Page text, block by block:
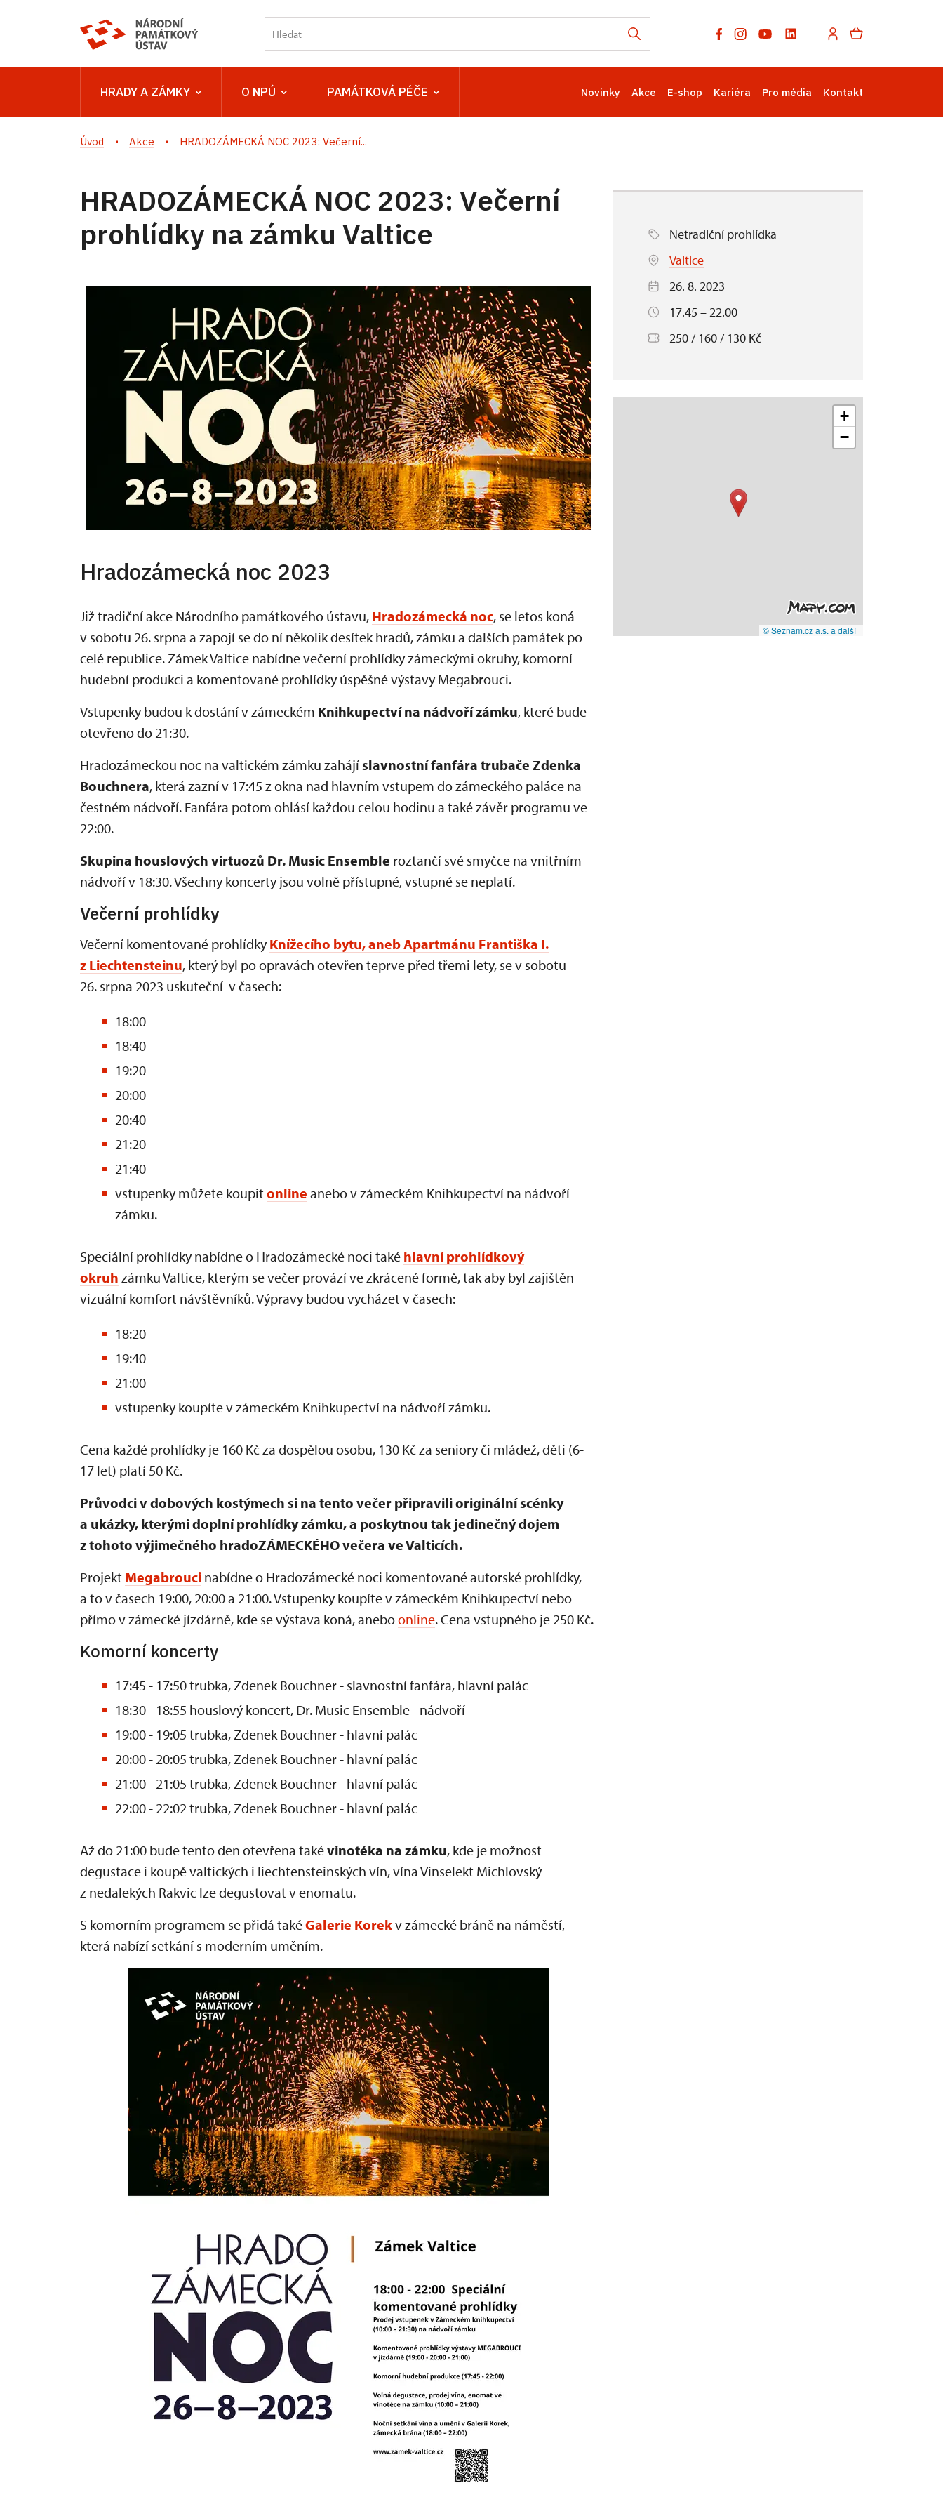
HRADY A ZÁMKY O NPÚ PAMÁTKOVÁ PÉČE Novinky Akce E-shop Kariéra Pro média Kontakt
Úvod Akce HRADOZÁMECKÁ NOC 2023: Večerní...
HRADOZÁMECKÁ NOC 2023: Večerní
prohlídky na zámku Valtice
Hradozámecká noc 2023
Již tradiční akce Národního památkového ústavu, Hradozámecká noc, se letos koná
v sobotu 26. srpna a zapojí se do ní několik desítek hradů, zámku a dalších památek po
celé republice. Zámek Valtice nabídne večerní prohlídky zámeckými okruhy, komorní
hudební produkci a komentované prohlídky úspěšné výstavy Megabrouci.
Vstupenky budou k dostání v zámeckém Knihkupectví na nádvoří zámku, které bude
otevřeno do 21:30.
Hradozámeckou noc na valtickém zámku zahájíslavnostní fanfára trubače Zdenka
Bouchnera, která zazní v 17:45 z okna nad hlavním vstupem do zámeckého paláce na
čestném nádvoří. Fanfára potom ohlásí každou celou hodinu a také závěr programu ve
22:00.
Skupina houslových virtuozů Dr. Music Ensemble roztančí své smyčce na vnitřním
nádvoří v 18:30. Všechny koncerty jsou volně přístupné, vstupné se neplatí.
Večerní prohlídky
Večerní komentované prohlídky Knížecího bytu, aneb Apartmánu Františka I.
z Liechtensteinu, který byl po opravách otevřen teprve před třemi lety, se v sobotu
26. srpna 2023 uskuteční v časech:
18:00
18:40
19:20
20:00
20:40
21:20
21:40
vstupenky můžete koupit online anebo v zámeckém Knihkupectví na nádvoří
zámku.
Speciální prohlídky nabídne o Hradozámecké noci také hlavní prohlídkový
okruh zámku Valtice, kterým se večer provází ve zkrácené formě, tak aby byl zajištěn
vizuální komfort návštěvníků. Výpravy budou vycházet v časech:
18:20
19:40
21:00
vstupenky koupíte v zámeckém Knihkupectví na nádvoří zámku.
Cena každé prohlídky je 160 Kč za dospělou osobu, 130 Kč za seniory či mládež, děti (6-
17 let) platí 50 Kč.
Průvodci v dobových kostýmech si na tento večer připravili originální scénky
a ukázky, kterými doplní prohlídky zámku, a poskytnou tak jedinečný dojem
z tohoto výjimečného hradoZÁMECKÉHO večera ve Valticích.
Projekt Megabrouci nabídne o Hradozámecké noci komentované autorské prohlídky,
a to v časech 19:00, 20:00 a 21:00. Vstupenky koupíte v zámeckém Knihkupectví nebo
přímo v zámecké jízdárně, kde se výstava koná, aneboonline. Cena vstupného je 250 Kč.
Komorní koncerty
17:45 - 17:50 trubka, Zdenek Bouchner - slavnostní fanfára, hlavní palác
18:30 - 18:55 houslový koncert, Dr. Music Ensemble - nádvoří
19:00 - 19:05 trubka, Zdenek Bouchner - hlavní palác
20:00 - 20:05 trubka, Zdenek Bouchner - hlavní palác
21:00 - 21:05 trubka, Zdenek Bouchner - hlavní palác
22:00 - 22:02 trubka, Zdenek Bouchner - hlavní palác
Až do 21:00 bude tento den otevřena takévinotéka na zámku, kde je možnost
degustace i koupě valtických i liechtensteinských vín, vína Vinselekt Michlovský
z nedalekých Rakvic lze degustovat v enomatu.
S komorním programem se přidá takéGalerie Korekv zámecké bráně na náměstí,
která nabízí setkání s moderním uměním.
Netradiční prohlídka
Valtice
26. 8. 2023
17.45 – 22.00
250 / 160 / 130 Kč
+
−
© Seznam.cz a.s. a další